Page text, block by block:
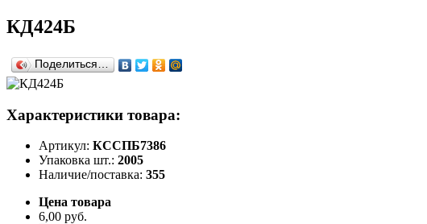
КД424Б
Поделиться…
Характеристики товара:
Артикул: КССПБ7386
Упаковка шт.: 2005
Наличие/поставка: 355
Цена товара
6,00 руб.